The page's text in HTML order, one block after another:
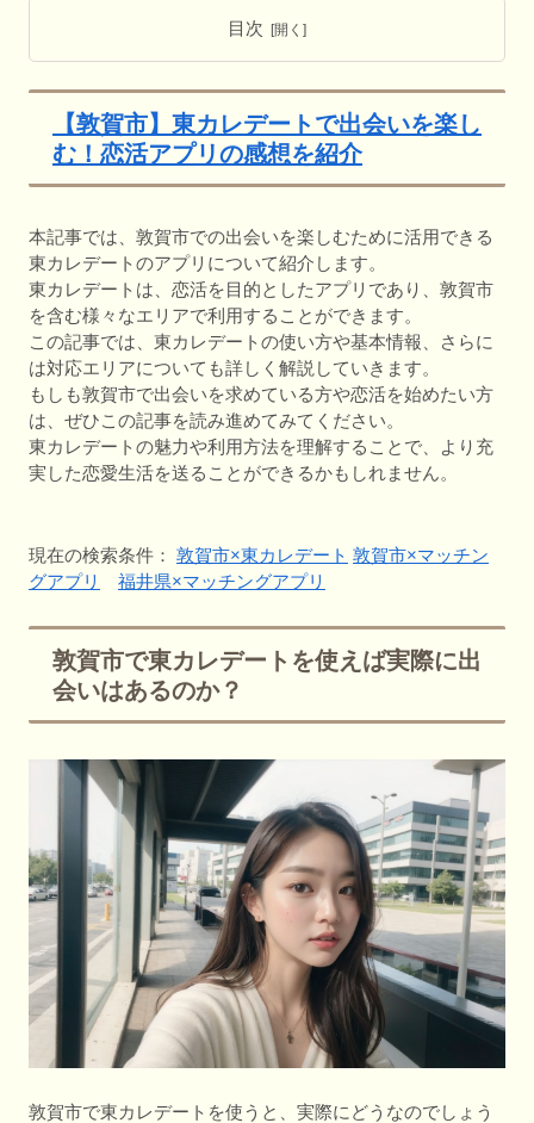
目次
【敦賀市】東カレデートで出会いを楽し
む！恋活アプリの感想を紹介
本記事では、敦賀市での出会いを楽しむために活用できる
東カレデートのアプリについて紹介します。
東カレデートは、恋活を目的としたアプリであり、敦賀市
を含む様々なエリアで利用することができます。
この記事では、東カレデートの使い方や基本情報、さらに
は対応エリアについても詳しく解説していきます。
もしも敦賀市で出会いを求めている方や恋活を始めたい方
は、ぜひこの記事を読み進めてみてください。
東カレデートの魅力や利用方法を理解することで、より充
実した恋愛生活を送ることができるかもしれません。
現在の検索条件： 敦賀市×東カレデート 敦賀市×マッチン
グアプリ
福井県×マッチングアプリ
敦賀市で東カレデートを使えば実際に出
会いはあるのか？
敦賀市で東カレデートを使うと、実際にどうなのでしょう